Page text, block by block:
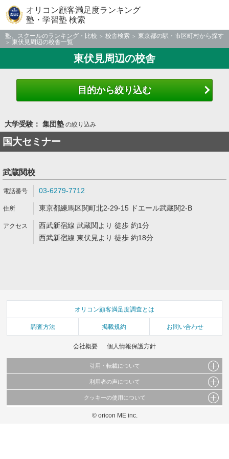
オリコン顧客満足度ランキング
塾・学習塾 検索
塾、スクールのランキング・比較 校舎検索
東京都の駅・市区町村から探す
東伏見周辺の校舎一覧
東伏見周辺の校舎
目的から絞り込む
大学受験： 集団塾の絞り込み
国大セミナー
武蔵関校
03-6279-7712
東京都練馬区関町北2-29-15 ドエール武蔵関2-B
西武新宿線 武蔵関より 徒歩 約1分
西武新宿線 東伏見より 徒歩 約18分
オリコン顧客満足度調査とは
調査方法 掲載規約 お問い合わせ
会社概要 個人情報保護方針
引用・転載について
当サイトで公開されている情報（文字、写真、イラスト、画像データ等）及びこれらの配
これらの情報を権利者の許可なく無断転載・複製などの二次利用を行うことは固く禁じて
利用者の声について
当サイトに掲載している内容はすべてサービスの利用者が提出された見解・感想です。
弊社の見解・ 意見ではないことをご理解いただいた上でご覧ください。
クッキーの使用について
このサイトでは Cookie を使用して、ユーザーに合わせたコンテンツや広告の表示、ソー
© oricon ME inc.